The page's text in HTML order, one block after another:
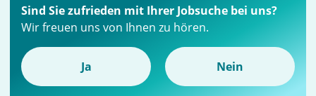
Sind Sie zufrieden mit Ihrer Jobsuche bei uns?
Wir freuen uns von Ihnen zu hören.
Ja Nein